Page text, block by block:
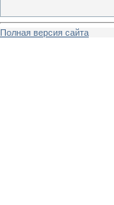
Полная версия сайта